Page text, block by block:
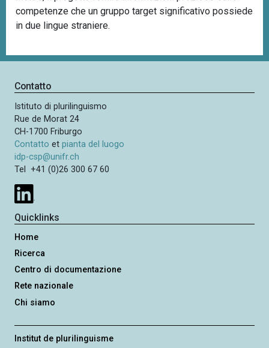
competenze che un gruppo target significativo possiede
in due lingue straniere.
Contatto
Istituto di plurilinguismo
Rue de Morat 24
CH-1700 Friburgo
Contatto etpianta del luogo
idp-csp@unifr.ch
Tel +41 (0)26 300 67 60
Quicklinks
Home
Ricerca
Centro di documentazione
Rete nazionale
Chi siamo
Institut de plurilinguisme